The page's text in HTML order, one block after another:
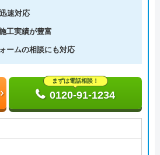
速対応
工実績が豊富
ームの相談にも対応
まずは電話相談！
0120-91-1234